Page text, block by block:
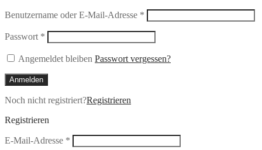
Benutzername oder E-Mail-Adresse * Erforderlich
Passwort * Erforderlich
Angemeldet bleiben Passwort vergessen?
Anmelden
Noch nicht registriert?Registrieren
Registrieren
E-Mail-Adresse * Erforderlich